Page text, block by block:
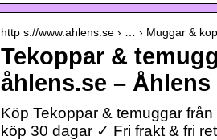
http s://www.ahlens.se › … › Muggar &
Tekoppar &
åhlens.se – Åhlens
Köp Tekoppar & temuggar
köp 30 dagar ✓ Fri frakt & fri